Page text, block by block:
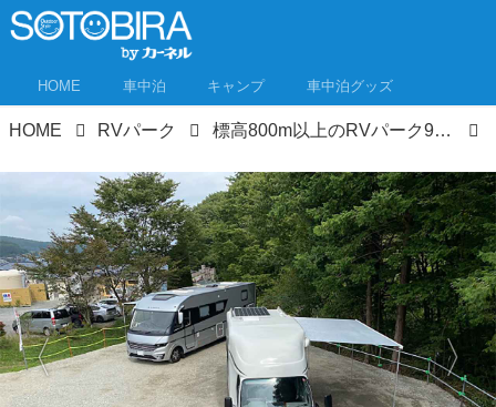
HOME 車中泊 キャンプ 車中泊グッズ
HOME RVパーク 標高800m以上のRVパーク9選 真夏の車中泊でも涼しく快適に眠れる！1000m以上は5カ所